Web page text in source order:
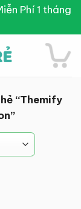
Phí 1 tháng
“Themify